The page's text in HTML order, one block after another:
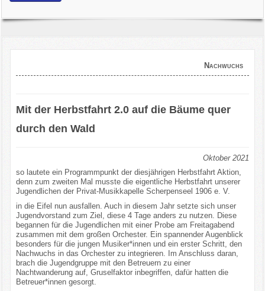
Nachwuchs
Mit der Herbstfahrt 2.0 auf die Bäume quer
durch den Wald
Oktober 2021
so lautete ein Programmpunkt der diesjährigen Herbstfahrt Aktion,
denn zum zweiten Mal musste die eigentliche Herbstfahrt unserer
Jugendlichen der Privat-Musikkapelle Scherpenseel 1906 e. V.
in die Eifel nun ausfallen. Auch in diesem Jahr setzte sich unser
Jugendvorstand zum Ziel, diese 4 Tage anders zu nutzen. Diese
begannen für die Jugendlichen mit einer Probe am Freitagabend
zusammen mit dem großen Orchester. Ein spannender Augenblick
besonders für die jungen Musiker*innen und ein erster Schritt, den
Nachwuchs in das Orchester zu integrieren. Im Anschluss daran,
brach die Jugendgruppe mit den Betreuern zu einer
Nachtwanderung auf, Gruselfaktor inbegriffen, dafür hatten die
Betreuer*innen gesorgt.